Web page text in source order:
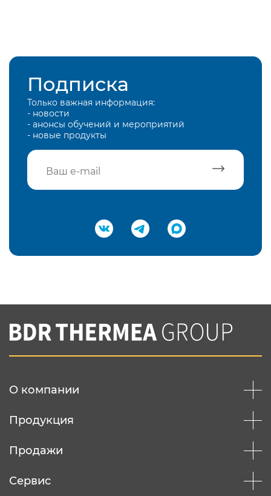
Подписка
Только важная информация:
- новости
- анонсы обучений и мероприятий
- новые продукты
Подтвердить e-mail
Вы соглашаетесь с нашей политикой
конфеденциальности
О компании
Продукция
Продажи
Сервис